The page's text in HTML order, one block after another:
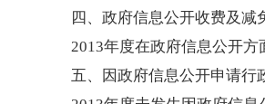
四、政府信息公开收费及减
2013年度在政府信息公开方
五、因政府信息公开申请行